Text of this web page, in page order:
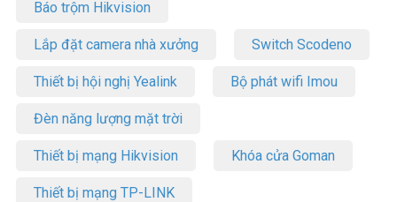
Báo trộm Hikvision
Lắp đặt camera nhà xưởng Switch Scodeno
Thiết bị hội nghị Yealink Bộ phát wifi Imou
Đèn năng lượng mặt trời
Thiết bị mạng Hikvision Khóa cửa Goman
Thiết bị mạng TP-LINK